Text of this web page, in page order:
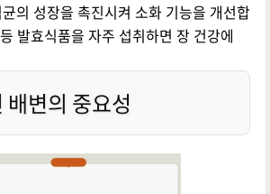
의 성장을 촉진시켜 소화 기능을 개선합
발효식품을 자주 섭취하면 장 건강에
배변의 중요성